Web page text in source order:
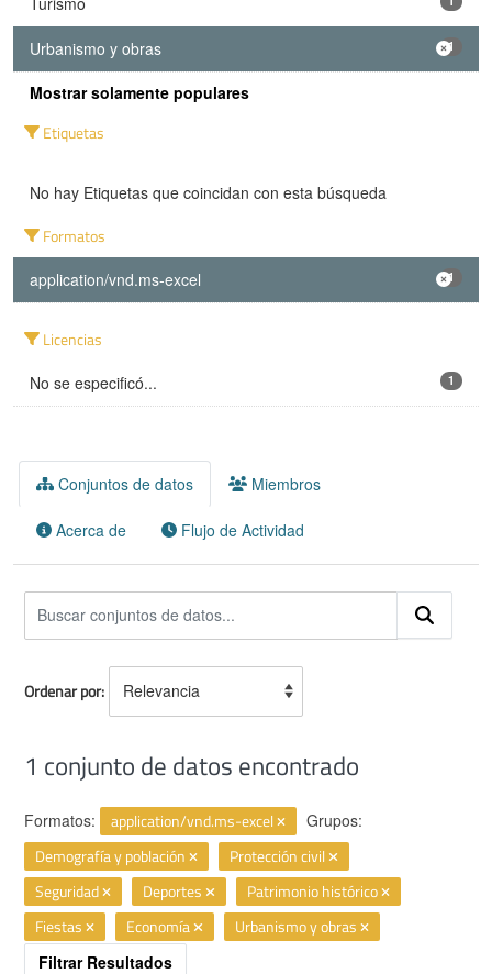
Urbanismo y obras 1
Mostrar solamente populares
Etiquetas
No hay Etiquetas que coincidan con esta búsqueda
Formatos
application/vnd.ms-excel 1
Licencias
No se especificó... 1
Conjuntos de datos Miembros
Acerca de Flujo de Actividad
Ordenar por
1 conjunto de datos encontrado
Formatos: application/vnd.ms-excel Grupos:
Demografía y población
Protección civil
Seguridad
Deportes
Patrimonio histórico
Fiestas
Economía Urbanismo y obras
Filtrar Resultados